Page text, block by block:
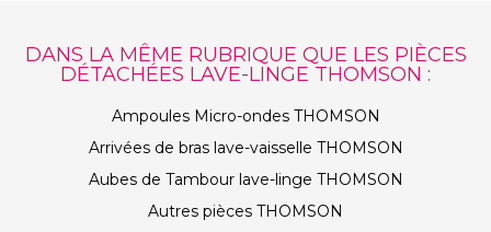
DANS LA MÊME RUBRIQUE QUE LES PIÈCES
DÉTACHÉES LAVE-LINGE THOMSON :
Ampoules Micro-ondes THOMSON
Arrivées de bras lave-vaisselle THOMSON
Aubes de Tambour lave-linge THOMSON
Autres pièces THOMSON